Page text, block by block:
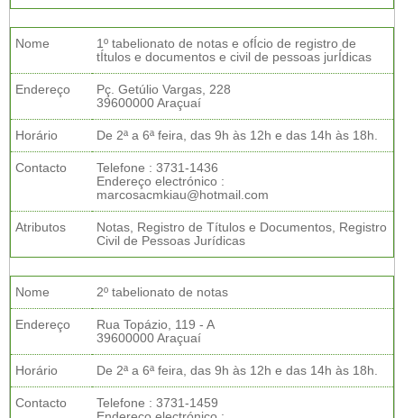
Nome
1º tabelionato de notas e ofÍcio de registro de
tÍtulos e documentos e civil de pessoas jurÍdicas
Endereço
Pç. Getúlio Vargas, 228
39600000 Araçuaí
Horário De 2ª a 6ª feira, das 9h às 12h e das 14h às 18h.
Contacto
Telefone : 3731-1436
Endereço electrónico :
marcosacmkiau@hotmail.com
Atributos
Notas, Registro de Títulos e Documentos, Registro
Civil de Pessoas Jurídicas
Nome 2º tabelionato de notas
Endereço
Rua Topázio, 119 - A
39600000 Araçuaí
Horário De 2ª a 6ª feira, das 9h às 12h e das 14h às 18h.
Contacto
Telefone : 3731-1459